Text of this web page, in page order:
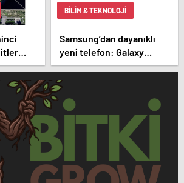
BILIM & TEKNOLOJI
Samsung’dan dayanıklı
yeni telefon: Galaxy
XCover 8 Pro